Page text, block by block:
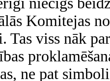
Komitejas
Tas viss nāk
ne pat